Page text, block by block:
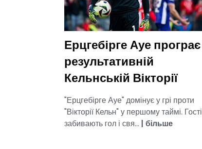
Ерцгебірге Ауе програє
результативній
Кельнській Вікторії
"Ерцгебірге Ауе" домінує у грі проти
"Вікторії Кельн" у першому таймі. Гості
забивають гол і свя... | більше